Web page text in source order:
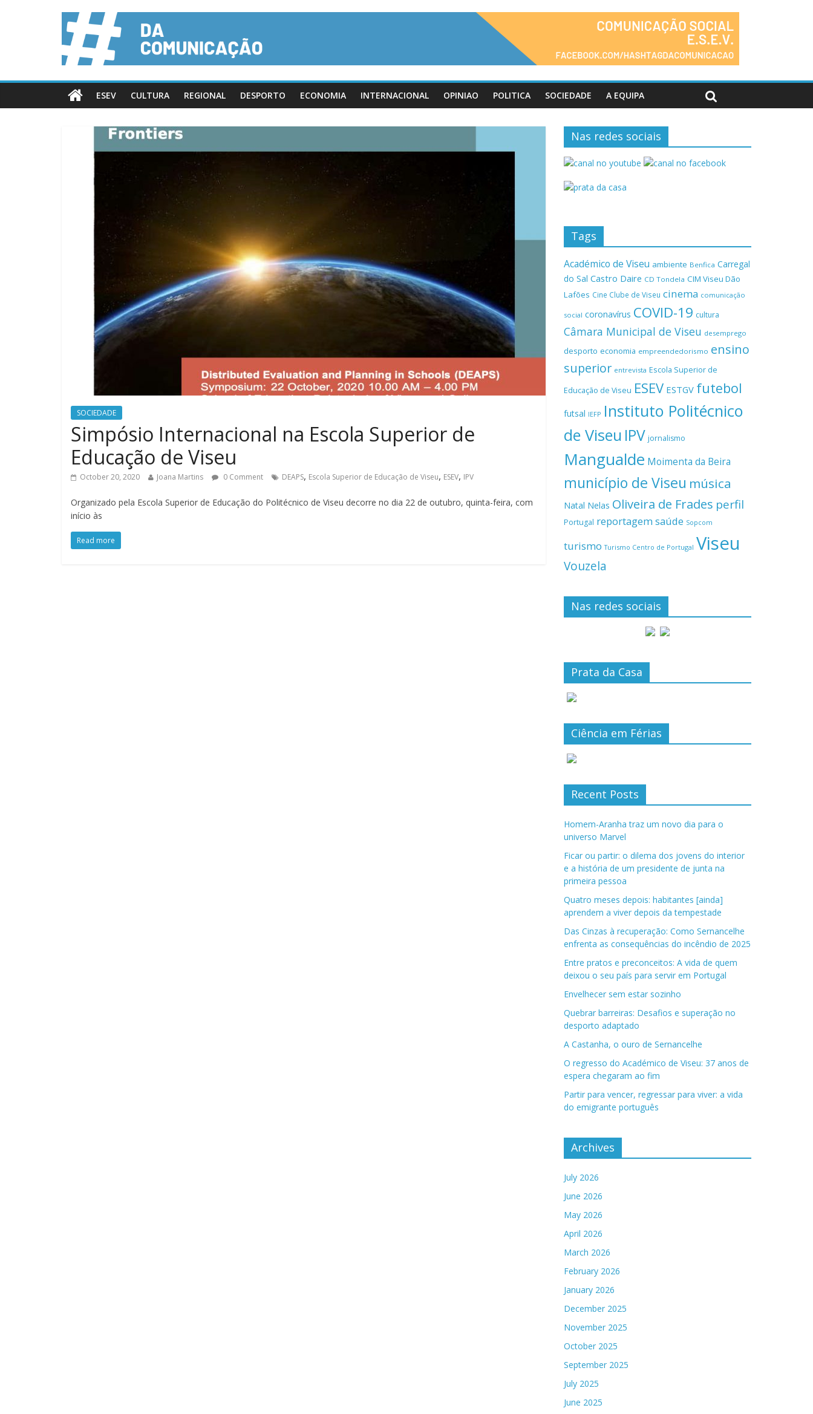
ESEV CULTURA REGIONAL DESPORTO ECONOMIA INTERNACIONAL OPINIAO POLITICA SOCIEDADE A EQUIPA
SOCIEDADE
Simpósio Internacional na Escola Superior de
Educação de Viseu
October 20, 2020 Joana Martins 0 Comment DEAPS, Escola Superior de Educação de Viseu, ESEV, IPV
Organizado pela Escola Superior de Educação do Politécnico de Viseu decorre no dia 22 de outubro, quinta-feira, com
início às
Read more
Nas redes sociais
Tags
Académico de Viseu ambiente Benfica Carregal
do Sal Castro Daire CD Tondela CIM Viseu Dão
Lafões Cine Clube de Viseu cinema comunicação
social coronavírus COVID-19 cultura
Câmara Municipal de Viseu desemprego
desporto economia empreendedorismo ensino
superior entrevista Escola Superior de
Educação de Viseu ESEV ESTGV futebol
futsal IEFP Instituto Politécnico
de Viseu IPV jornalismo
Mangualde Moimenta da Beira
município de Viseu música
Natal Nelas Oliveira de Frades perfil
Portugal reportagemsaúde Sopcom
turismo Turismo Centro de Portugal Viseu
Vouzela
Nas redes sociais
Prata da Casa
Ciência em Férias
Recent Posts
Homem-Aranha traz um novo dia para o
universo Marvel
Ficar ou partir: o dilema dos jovens do interior
e a história de um presidente de junta na
primeira pessoa
Quatro meses depois: habitantes [ainda]
aprendem a viver depois da tempestade
Das Cinzas à recuperação: Como Sernancelhe
enfrenta as consequências do incêndio de 2025
Entre pratos e preconceitos: A vida de quem
deixou o seu país para servir em Portugal
Envelhecer sem estar sozinho
Quebrar barreiras: Desafios e superação no
desporto adaptado
A Castanha, o ouro de Sernancelhe
O regresso do Académico de Viseu: 37 anos de
espera chegaram ao fim
Partir para vencer, regressar para viver: a vida
do emigrante português
Archives
July 2026
June 2026
May 2026
April 2026
March 2026
February 2026
January 2026
December 2025
November 2025
October 2025
September 2025
July 2025
June 2025